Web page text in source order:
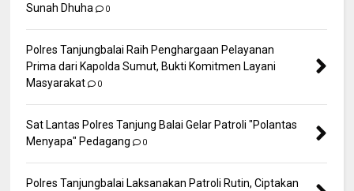
Sunah Dhuha
0
Polres Tanjungbalai Raih Penghargaan Pelayanan
Prima dari Kapolda Sumut, Bukti Komitmen Layani
Masyarakat
0
Sat Lantas Polres Tanjung Balai Gelar Patroli "Polantas
Menyapa" Pedagang
0
Polres Tanjungbalai Laksanakan Patroli Rutin, Ciptakan